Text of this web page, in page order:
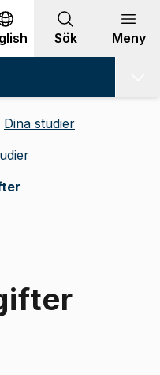
Sök Meny
Dina studier